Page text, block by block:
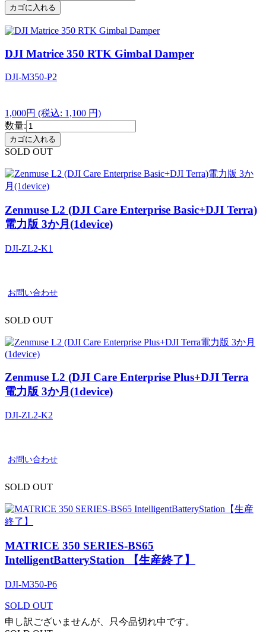
DJI Matrice 350 RTK Gimbal Damper
DJI-M350-P2
1,000円 (税込: 1,100 円)
数量:
SOLD OUT
Zenmuse L2 (DJI Care Enterprise Basic+DJI Terra)
電力版 3か月(1device)
DJI-ZL2-K1
お問い合わせ
SOLD OUT
Zenmuse L2 (DJI Care Enterprise Plus+DJI Terra
電力版 3か月(1device)
DJI-ZL2-K2
お問い合わせ
SOLD OUT
MATRICE 350 SERIES-BS65
IntelligentBatteryStation 【生産終了】
DJI-M350-P6
SOLD OUT
申し訳ございませんが、只今品切れ中です。